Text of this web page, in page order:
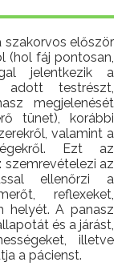
szakorvos először
(hol fáj pontosan,
jelentkezik a
testrészt,
megjelenését
tünet), korábbi
valamint a
Ezt az
szemrevételezi az
ellenőrzi a
reflexeket,
helyét. A panasz
és a járást,
illetve
a pácienst.